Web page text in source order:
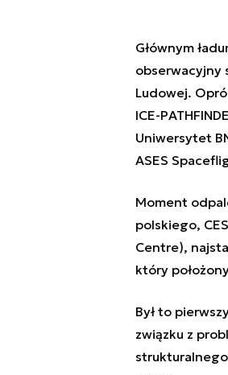
Głównym
obserwacyjny
Ludowej.
ICE-
Uniwersytet
ASES
Moment
polskiego,
Centre),
który
Był to
związku z